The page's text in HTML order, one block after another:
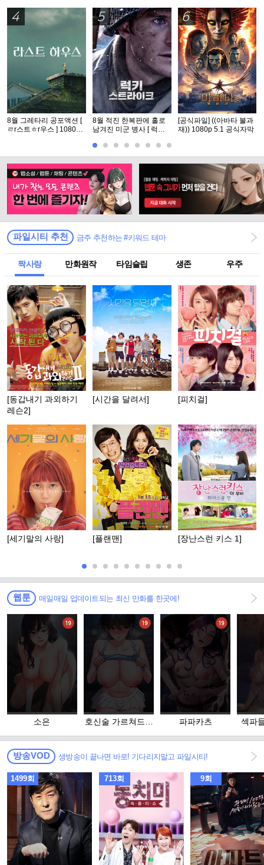
4
8월 그레타리 공포액션 [
ㄹr스트ㅎr우스 ] 1080p
5
8월 적진 한복판에 홀로
남겨진 미군 병사 [ 럭키
완벽자막
6
[공식파일] ((아바타 불과
재)) 1080p 5.1 공식자막
파일시티 추천 금주 추천하는 #키워드 테마
짝사랑 만화원작 타임슬립 생존 우주
[동갑내기 과외하기
레슨2]
[시간을 달려서] [피치걸]
[세기말의 사랑] [플랜맨] [장난스런 키스 1]
웹툰 매일매일 업데이트되는 최신 만화를 한곳에!
소은
호신술 가르쳐드립
파파카츠
섹파
방송VOD 생방송이 끝나면 바로! 기다리지말고 파일시티!
1499회 713회 9회